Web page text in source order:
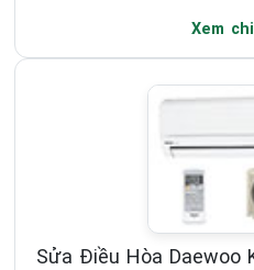
Xem
Sửa Điều Hòa Daewoo